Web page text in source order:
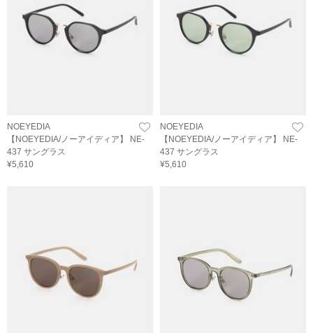
NOEYEDIA
【NOEYEDIA/ノーアイディア】 NE-
437 サングラス
¥5,610
NOEYEDIA
【NOEYEDIA/ノーアイディア】 NE-
437 サングラス
¥5,610